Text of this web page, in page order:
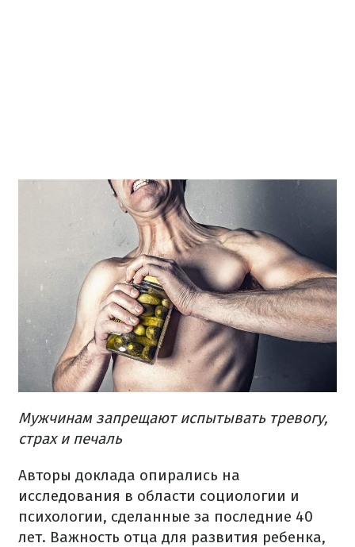
Мужчинам запрещают испытывать тревогу,
страх и печаль
Авторы доклада опирались на
исследования в области социологии и
психологии, сделанные за последние 40
лет. Важность отца для развития ребенка,